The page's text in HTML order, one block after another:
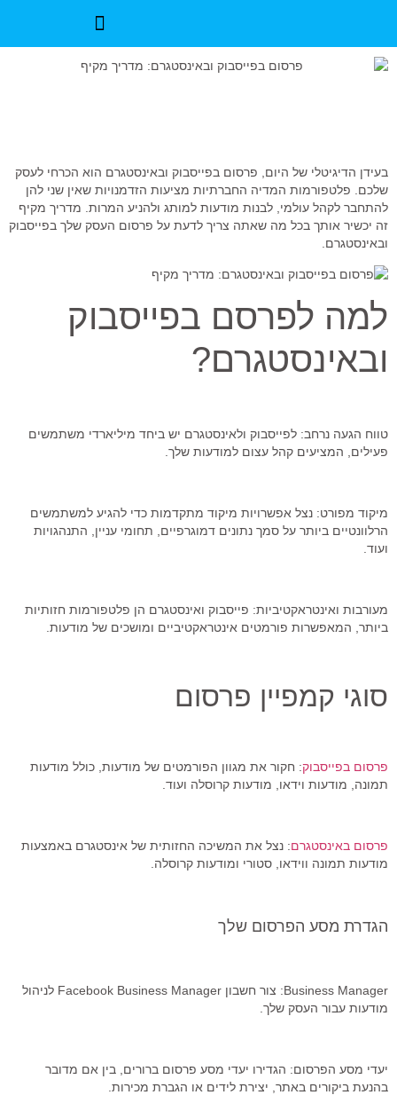
בעידן הדיגיטלי של היום, פרסום בפייסבוק ובאינסטגרם הוא הכרחי לעסק
שלכם. פלטפורמות המדיה החברתיות מציעות הזדמנויות שאין שני להן
להתחבר לקהל עולמי, לבנות מודעות למותג ולהניע המרות. מדריך מקיף
זה יכשיר אותך בכל מה שאתה צריך לדעת על פרסום העסק שלך בפייסבוק
ובאינסטגרם.
למה לפרסם בפייסבוק
ובאינסטגרם?
טווח הגעה נרחב: לפייסבוק ולאינסטגרם יש ביחד מיליארדי משתמשים
פעילים, המציעים קהל עצום למודעות שלך.
מיקוד מפורט: נצל אפשרויות מיקוד מתקדמות כדי להגיע למשתמשים
הרלוונטיים ביותר על סמך נתונים דמוגרפיים, תחומי עניין, התנהגויות
ועוד.
מעורבות ואינטראקטיביות: פייסבוק ואינסטגרם הן פלטפורמות חזותיות
ביותר, המאפשרות פורמטים אינטראקטיביים ומושכים של מודעות.
סוגי קמפיין פרסום
פרסום בפייסבוק: חקור את מגוון הפורמטים של מודעות, כולל מודעות
תמונה, מודעות וידאו, מודעות קרוסלה ועוד.
פרסום באינסטגרם: נצל את המשיכה החזותית של אינסטגרם באמצעות
מודעות תמונה ווידאו, סטורי ומודעות קרוסלה.
הגדרת מסע הפרסום שלך
Business Manager: צור חשבון Facebook Business Manager לניהול
מודעות עבור העסק שלך.
יעדי מסע הפרסום: הגדירו יעדי מסע פרסום ברורים, בין אם מדובר
בהנעת ביקורים באתר, יצירת לידים או הגברת מכירות.